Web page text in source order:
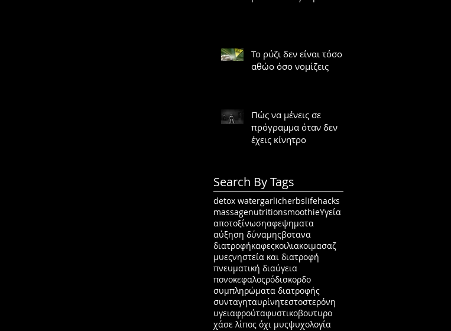
Το ρύζι δεν είναι τόσο
αθώο όσο νομίζεις
Πώς να μένεις σε
πρόγραμμα όταν δεν
έχεις κίνητρο
Search By Tags
detox watergarlicherbslifehacks
massagenutritionsmoothieΥγεία
αποτοξίνωσηαφεψηματα
αύξηση δύναμηςβοτανα
διατροφήκαφεςκοιλιακοιμασαζ
μυεςνηστεία και διατροφή
πνευματική διαύγεια
πονοκεφαλοςρόδισκορδο
συμπληρώματα διατροφής
συνταγηταυρίνητεστοστερόνη
υγειαφρούταφυστικοβουτυρο
χάσε λίπος όχι μυςψυχολογία